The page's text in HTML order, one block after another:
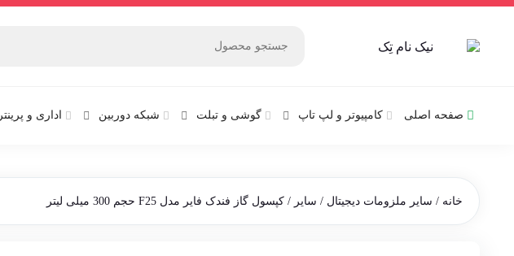
صفحه اصلی کامپیوتر و‌‌‌‌‌ لپ تاپ گوشی و تبلت شبکه دوربین اداری و پرینتر
خانه / سایر ملزومات دیجیتال / سایر / کپسول گاز فندک فایر مدل F25 حجم 300 میلی لیتر